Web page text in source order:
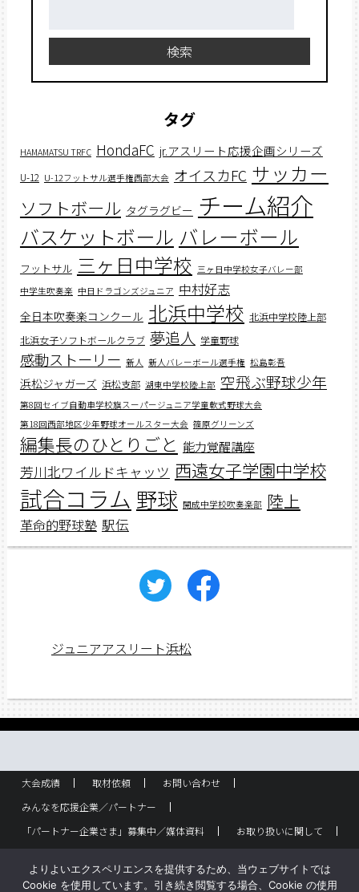
検索
タグ
HAMAMATSU TRFC HondaFC jr.アスリート応援企画シリーズ
U-12 U-12フットサル選手権西部大会 オイスカFC サッカー
ソフトボール タグラグビー チーム紹介
バスケットボール バレーボール
フットサル 三ヶ日中学校 三ヶ日中学校女子バレー部
中学生吹奏楽 中日ドラゴンズジュニア 中村好志
全日本吹奏楽コンクール 北浜中学校 北浜中学校陸上部
北浜女子ソフトボールクラブ 夢追人 学童野球
感動ストーリー 新人 新人バレーボール選手権 松島彰吾
浜松ジャガーズ 浜松支部 湖東中学校陸上部 空飛ぶ野球少年
第8回セイブ自動車学校旗スーパージュニア学童軟式野球大会
第18回西部地区少年野球オールスター大会 篠原グリーンズ
編集長のひとりごと 能力覚醒講座
芳川北ワイルドキャッツ 西遠女子学園中学校
試合コラム 野球 開成中学校吹奏楽部 陸上
革命的野球塾 駅伝
ジュニアアスリート浜松
大会成績 取材依頼
お問い合わせ
みんなを応援企業／パートナー
「パートナー企業さま」募集中／媒体資料
お取り扱いに関して
バックナンバー
サイトポリシー
よりよいエクスペリエンスを提供するため、当ウェブサイトでは
Cookie を使用しています。引き続き閲覧する場合、Cookie の使用